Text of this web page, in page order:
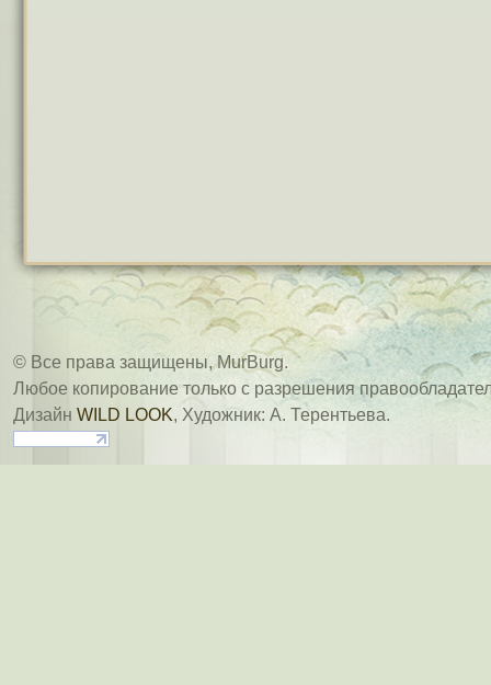
© Все права защищены, MurBurg.
Любое копирование только с разрешения
Дизайн WILD LOOK, Художник: А. Терентьева.